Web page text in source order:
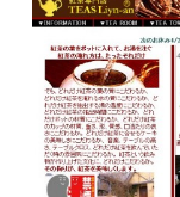
Liyn-
site
navigation